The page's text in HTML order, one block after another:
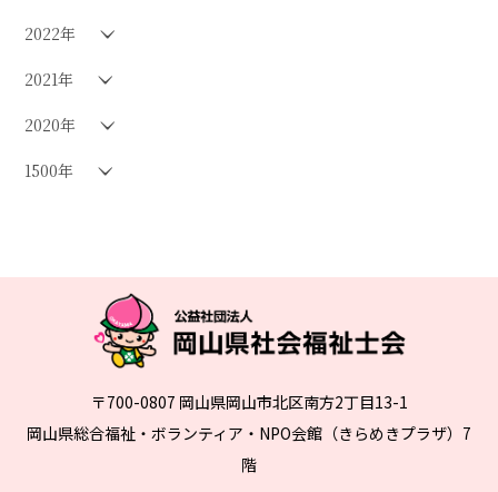
2022年
2021年
2020年
1500年
〒700-0807 岡山県岡山市北区南方2丁目13-1
岡山県総合福祉・ボランティア・NPO会館（きらめきプラザ）7
階